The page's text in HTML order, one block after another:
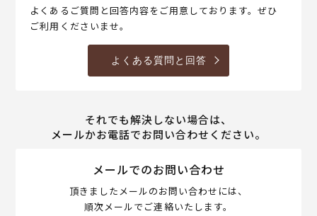
よくあるご質問と回答内容をご用意しております。ぜひ
ご利用くださいませ。
よくある質問と回答
それでも解決しない場合は、
メールかお電話でお問い合わせください。
メールでのお問い合わせ
頂きましたメールのお問い合わせには、
順次メールでご連絡いたします。